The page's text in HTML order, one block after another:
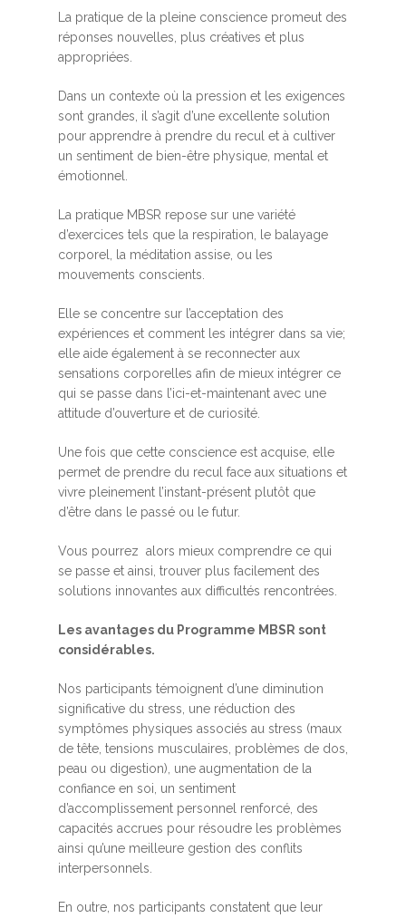
La pratique de la pleine conscience promeut des
réponses nouvelles, plus créatives et plus
appropriées.
Dans un contexte où la pression et les exigences
sont grandes, il s’agit d’une excellente solution
pour apprendre à prendre du recul et à cultiver
un sentiment de bien-être physique, mental et
émotionnel.
La pratique MBSR repose sur une variété
d’exercices tels que la respiration, le balayage
corporel, la méditation assise, ou les
mouvements conscients.
Elle se concentre sur l’acceptation des
expériences et comment les intégrer dans sa vie;
elle aide également à se reconnecter aux
sensations corporelles afin de mieux intégrer ce
qui se passe dans l’ici-et-maintenant avec une
attitude d’ouverture et de curiosité.
Une fois que cette conscience est acquise, elle
permet de prendre du recul face aux situations et
vivre pleinement l’instant-présent plutôt que
d’être dans le passé ou le futur.
Vous pourrez alors mieux comprendre ce qui
se passe et ainsi, trouver plus facilement des
solutions innovantes aux difficultés rencontrées.
Les avantages du Programme MBSR sont
considérables.
Nos participants témoignent d’une diminution
significative du stress, une réduction des
symptômes physiques associés au stress (maux
de tête, tensions musculaires, problèmes de dos,
peau ou digestion), une augmentation de la
confiance en soi, un sentiment
d’accomplissement personnel renforcé, des
capacités accrues pour résoudre les problèmes
ainsi qu’une meilleure gestion des conflits
interpersonnels.
En outre, nos participants constatent que leur